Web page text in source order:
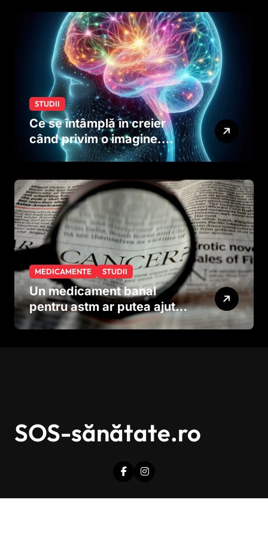
dinainte de naștere
STUDII
Ce se întâmplă în creier
când privim o imagine.
Studiul care explică rolul
MEDICAMENTE STUDII
Un medicament banal
pentru astm ar putea ajuta
în lupta împotriva
SOS-sănătate.ro